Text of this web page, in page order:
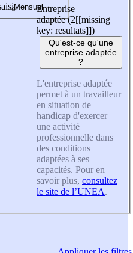
Entreprise
adaptée (2[[missing
key: resultats]])
Qu'est-ce qu'une
entreprise adaptée
?
L'entreprise adaptée
permet à un travailleur
en situation de
handicap d'exercer
une activité
professionnelle dans
des conditions
adaptées à ses
capacités. Pour en
savoir plus, consultez
le site de l’UNEA.